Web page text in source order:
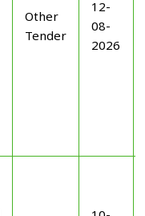
Other
Tender
12-
08-
2026